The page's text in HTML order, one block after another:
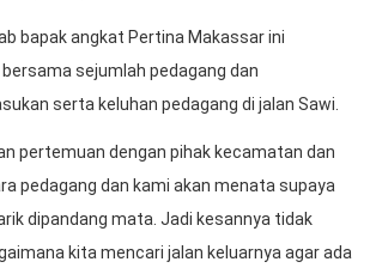
bapak angkat Pertina Makassar ini
sejumlah pedagang dan
serta keluhan pedagang di jalan Sawi.
pertemuan dengan pihak kecamatan dan
pedagang dan kami akan menata supaya
dipandang mata. Jadi kesannya tidak
kita mencari jalan keluarnya agar ada